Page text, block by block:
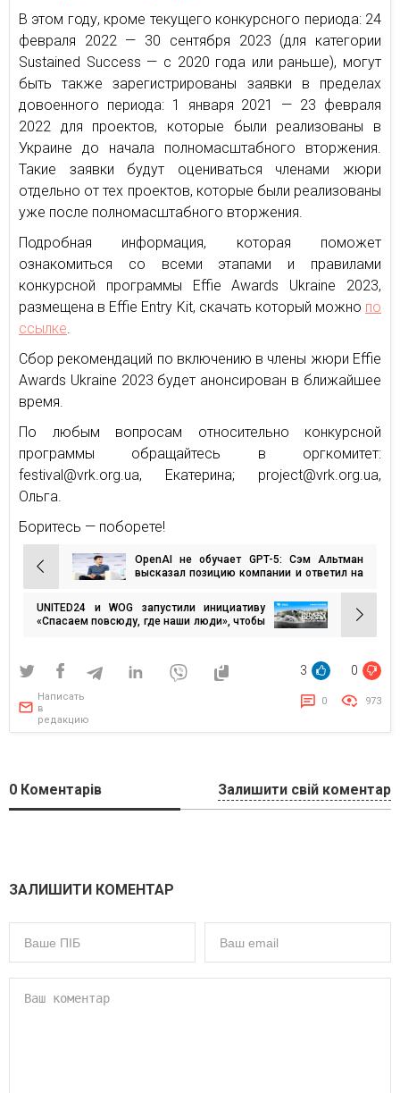
В этом году, кроме текущего конкурсного периода: 24
февраля 2022 — 30 сентября 2023 (для категории
Sustained Success — с 2020 года или раньше), могут
быть также зарегистрированы заявки в пределах
довоенного периода: 1 января 2021 — 23 февраля
2022 для проектов, которые были реализованы в
Украине до начала полномасштабного вторжения.
Такие заявки будут оцениваться членами жюри
отдельно от тех проектов, которые были реализованы
уже после полномасштабного вторжения.
Подробная информация, которая поможет
ознакомиться со всеми этапами и правилами
конкурсной программы Effie Awards Ukraine 2023,
размещена в Effie Entry Kit, скачать который можно по
ссылке.
Сбор рекомендаций по включению в члены жюри Effie
Awards Ukraine 2023 будет анонсирован в ближайшее
время.
По любым вопросам относительно конкурсной
программы обращайтесь в оргкомитет:
festival@vrk.org.ua, Екатерина; project@vrk.org.ua,
Ольга.
Боритесь — поборете!
Навигация
по
записям
OpenAI не обучает GPT-5: Сэм Альтман
высказал позицию компании и ответил на
развития искусственного интеллекта.
UNITED24 и WOG запустили инициативу
«Спасаем повсюду, где наши люди», чтобы
3 0
Написать
в
редакцию
0 973
0 Коментарів Залишити свій коментар
ЗАЛИШИТИ КОМЕНТАР